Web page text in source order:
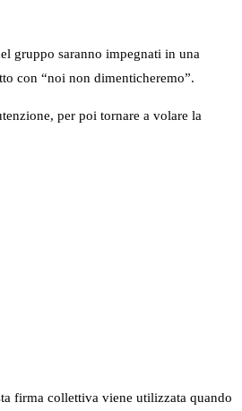
gruppo saranno impegnati in una
con “noi non dimenticheremo”.
per poi tornare a volare la
firma collettiva viene utilizzata quando